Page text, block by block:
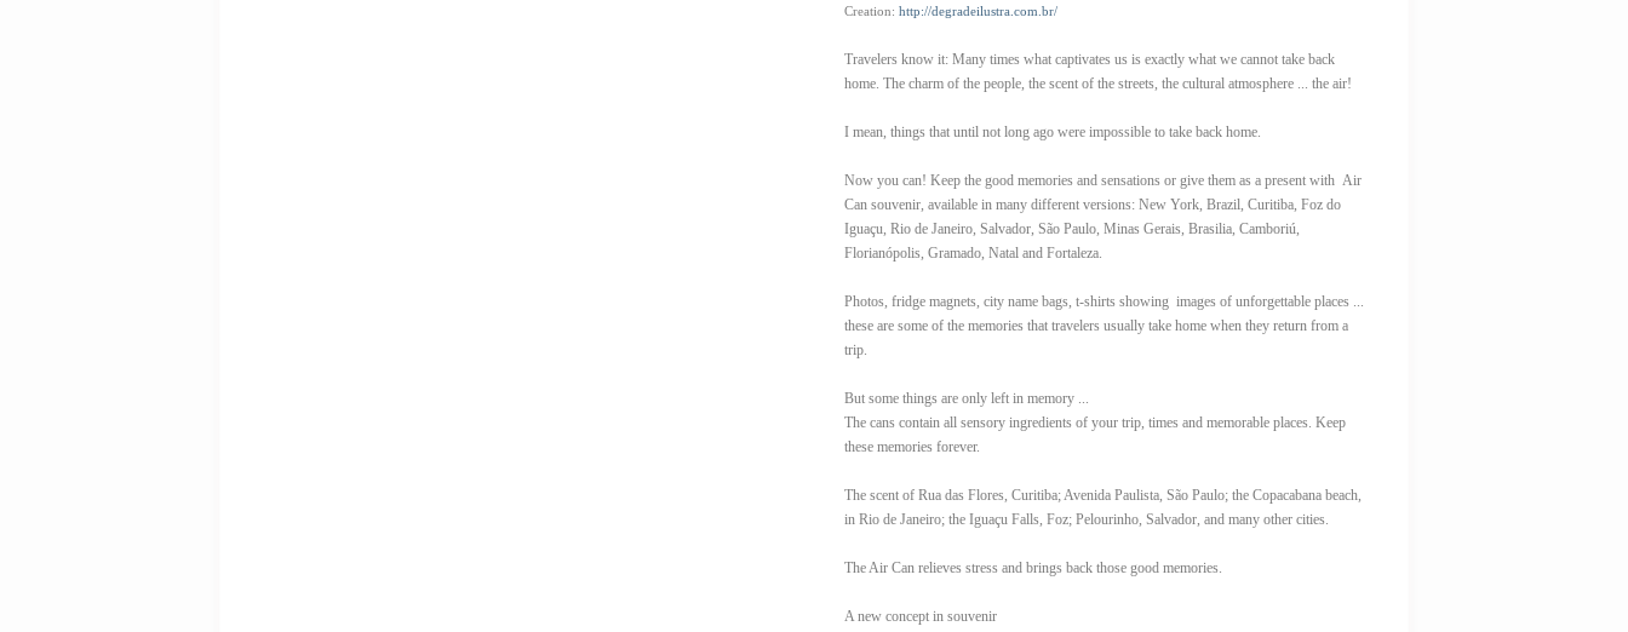
Creation: http://degradeilustra.com.br/
Travelers know it: Many times what captivates us is exactly what we cannot take back
home. The charm of the people, the scent of the streets, the cultural atmosphere ... the air!
I mean, things that until not long ago were impossible to take back home.
Now you can! Keep the good memories and sensations or give them as a present with Air
Can souvenir, available in many different versions: New York, Brazil, Curitiba, Foz do
Iguaçu, Rio de Janeiro, Salvador, São Paulo, Minas Gerais, Brasilia, Camboriú,
Florianópolis, Gramado, Natal and Fortaleza.
Photos, fridge magnets, city name bags, t-shirts showing images of unforgettable places ...
these are some of the memories that travelers usually take home when they return from a
trip.
But some things are only left in memory ...
The cans contain all sensory ingredients of your trip, times and memorable places. Keep
these memories forever.
The scent of Rua das Flores, Curitiba; Avenida Paulista, São Paulo; the Copacabana beach,
in Rio de Janeiro; the Iguaçu Falls, Foz; Pelourinho, Salvador, and many other cities.
The Air Can relieves stress and brings back those good memories.
A new concept in souvenir